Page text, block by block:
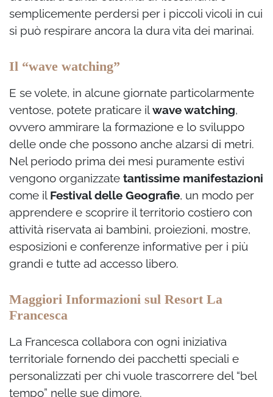
semplicemente perdersi per i piccoli vicoli in cui
si può respirare ancora la dura vita dei marinai.
Il “wave watching”
E se volete, in alcune giornate particolarmente
ventose, potete praticare ilwave watching,
ovvero ammirare la formazione e lo sviluppo
delle onde che possono anche alzarsi di metri.
Nel periodo prima dei mesi puramente estivi
vengono organizzate tantissime manifestazioni
come il Festival delle Geografie, un modo per
apprendere e scoprire il territorio costiero con
attività riservata ai bambini, proiezioni, mostre,
esposizioni e conferenze informative per i più
grandi e tutte ad accesso libero.
Maggiori Informazioni sul Resort La
Francesca
La Francesca collabora con ogni iniziativa
territoriale fornendo dei pacchetti speciali e
personalizzati per chi vuole trascorrere del “bel
tempo” nelle sue dimore.